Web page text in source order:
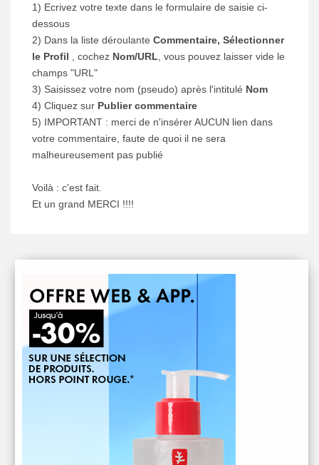
1) Ecrivez votre texte dans le formulaire de saisie ci-
dessous
2) Dans la liste déroulante Commentaire, Sélectionner
le Profil
, cochez Nom/URL , vous pouvez laisser vide le
champs "URL"
3) Saisissez votre nom (pseudo) après l'intitulé Nom
4) Cliquez sur Publier commentaire
5) IMPORTANT : merci de n'insérer AUCUN lien dans
votre commentaire, faute de quoi il ne sera
malheureusement pas publié
Voilà : c'est fait.
Et un grand MERCI !!!!